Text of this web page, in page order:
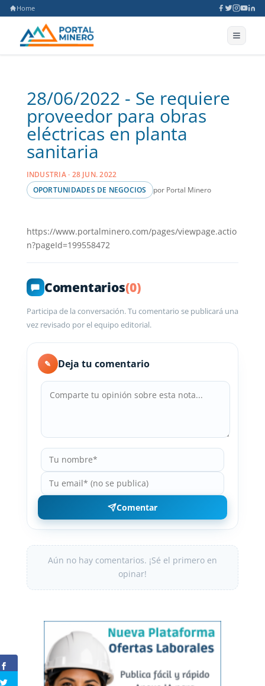
Home
28/06/2022 - Se requiere
proveedor para obras
eléctricas en planta
sanitaria
INDUSTRIA · 28 JUN. 2022
OPORTUNIDADES DE NEGOCIOS
por Portal Minero
https://www.portalminero.com/pages/viewpage.actio
n?pageId=199558472
Comentarios(0)
Participa de la conversación. Tu comentario se publicará una
vez revisado por el equipo editorial.
✎ Deja tu comentario
Comentar
Aún no hay comentarios. ¡Sé el primero en
opinar!